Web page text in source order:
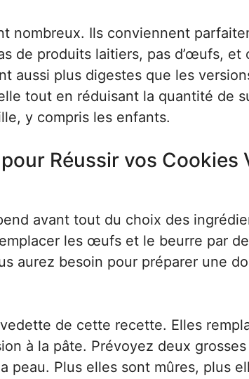
nombreux. Ils conviennent
de produits laitiers, pas d’œufs, et
aussi plus digestes que les
tout en réduisant la quantité de
y compris les enfants.
Réussir vos Cookies
avant tout du choix des
les œufs et le beurre par
aurez besoin pour préparer une
de cette recette. Elles
à la pâte. Prévoyez deux
peau. Plus elles sont mûres, plus